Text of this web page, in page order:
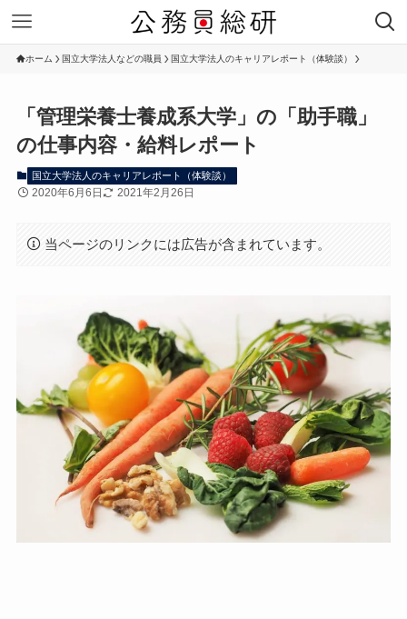
ホーム 国立大学法人などの職員 国立大学法人のキャリアレポート（体験談）
「管理栄養士養成系大学」の「助手職」
の仕事内容・給料レポート
国立大学法人のキャリアレポート（体験談）
2020年6月6日 2021年2月26日
当ページのリンクには広告が含まれています。